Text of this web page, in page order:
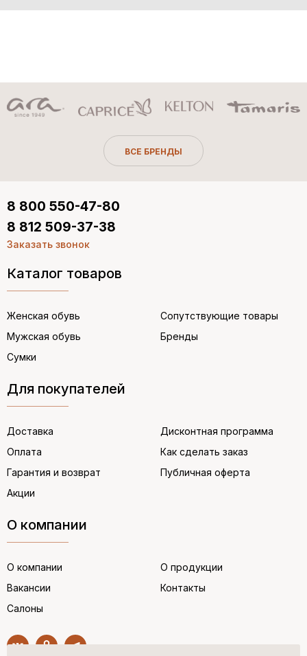
ВСЕ БРЕНДЫ
Каталог товаров
Женская обувь
Мужская обувь
Сумки
Сопутствующие товары
Бренды
Для покупателей
Доставка
Оплата
Гарантия и возврат
Акции
Дисконтная программа
Как сделать заказ
Публичная оферта
О компании
О компании
Вакансии
Салоны
О продукции
Контакты
8 800 550-47-80
8 812 509-37-38
Заказать звонок